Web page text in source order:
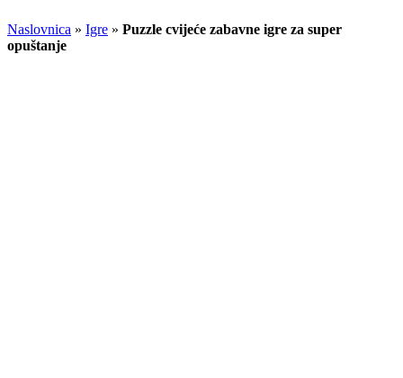
Naslovnica » Igre » Puzzle cvijeće zabavne igre za super
opuštanje